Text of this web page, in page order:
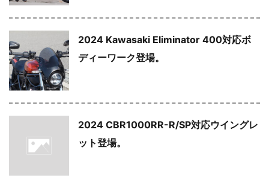
2024 Kawasaki Eliminator 400対応ボ
ディーワーク登場。
2024 CBR1000RR-R/SP対応ウイングレ
ット登場。